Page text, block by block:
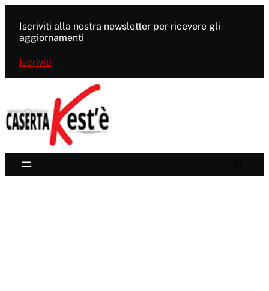
contenuto
Iscriviti alla nostra newsletter per ricevere gli
aggiornamenti
Iscriviti